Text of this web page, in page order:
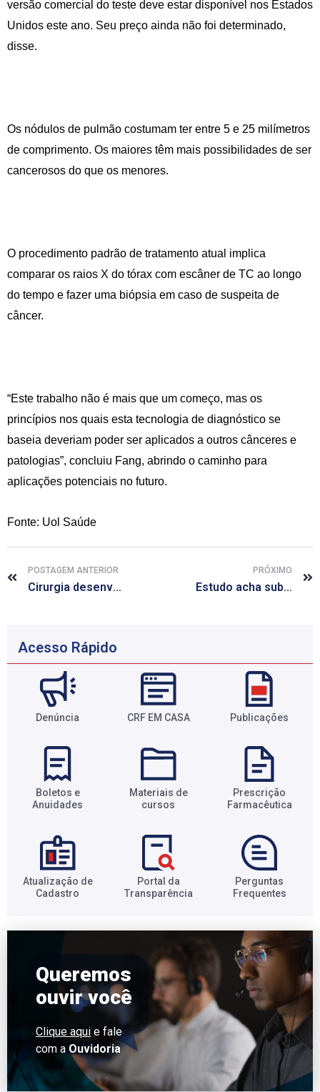
versão comercial do teste deve estar disponível nos Estados
Unidos este ano. Seu preço ainda não foi determinado,
disse.
Os nódulos de pulmão costumam ter entre 5 e 25 milímetros
de comprimento. Os maiores têm mais possibilidades de ser
cancerosos do que os menores.
O procedimento padrão de tratamento atual implica
comparar os raios X do tórax com escâner de TC ao longo
do tempo e fazer uma biópsia em caso de suspeita de
câncer.
“Este trabalho não é mais que um começo, mas os
princípios nos quais esta tecnologia de diagnóstico se
baseia deveriam poder ser aplicados a outros cânceres e
patologias”, concluiu Fang, abrindo o caminho para
aplicações potenciais no futuro.
Fonte: Uol Saúde
POSTAGEM ANTERIOR
Cirurgia desenvolvida em SP devolve ereção a homens que operaram a próstata
PRÓXIMO
Estudo acha substância protetora contra alzheimer
Acesso Rápido
Denúncia CRF EM CASA Publicações
Boletos e
Anuidades​
Materiais de
cursos​
Prescrição
Farmacêutica​
Atualização de
Cadastro​
Portal da
Transparência​
Perguntas
Frequentes​
Queremos
ouvir você
Clique aqui e fale
com a Ouvidoria